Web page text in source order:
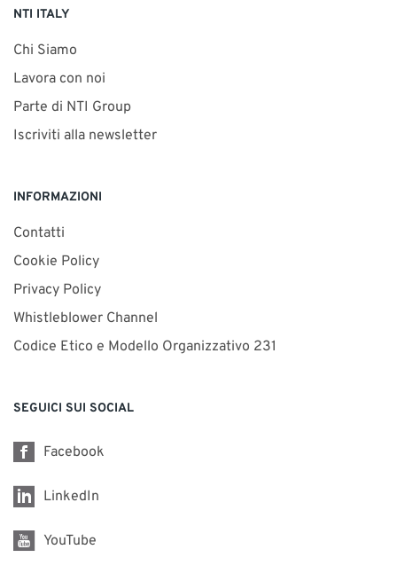
NTI ITALY
Chi Siamo
Lavora con noi
Parte di NTI Group
Iscriviti alla newsletter
INFORMAZIONI
Contatti
Cookie Policy
Privacy Policy
Whistleblower Channel
Codice Etico e Modello Organizzativo 231
SEGUICI SUI SOCIAL
Facebook
LinkedIn
YouTube